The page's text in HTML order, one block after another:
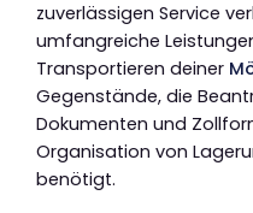
zuverlässigen Service
umfangreiche
Transportieren deiner
Gegenstände, die
Dokumenten und
Organisation von
benötigt.